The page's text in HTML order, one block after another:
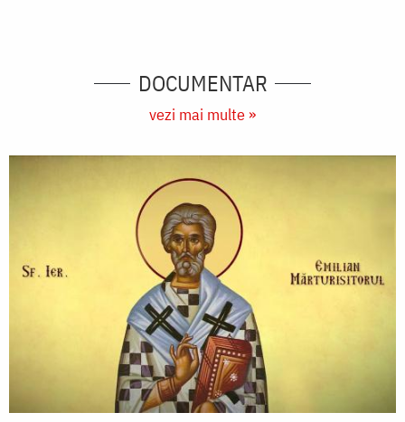
DOCUMENTAR
vezi mai multe »